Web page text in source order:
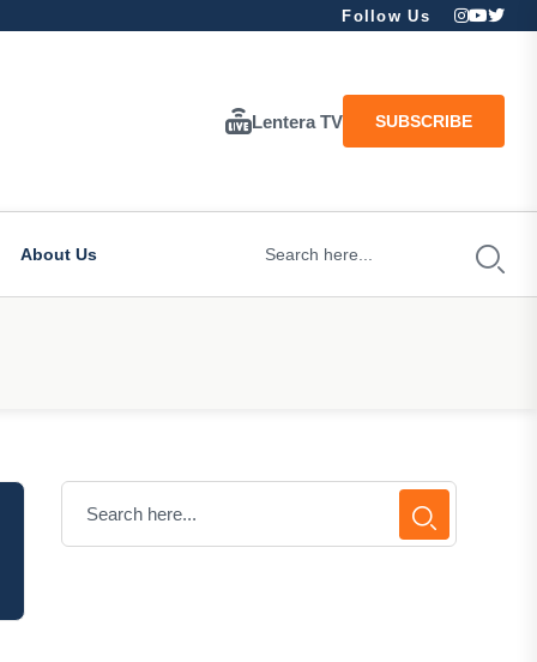
Follow Us
Lentera TV SUBSCRIBE
About Us